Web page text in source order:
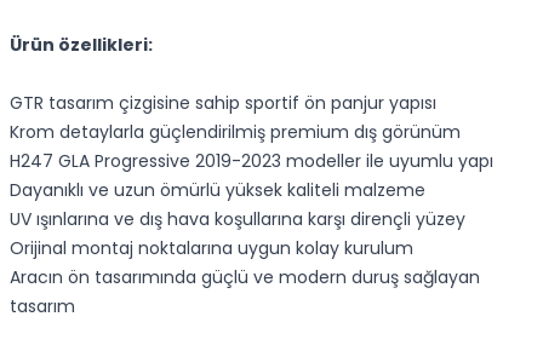
Ürün özellikleri:
GTR tasarım çizgisine sahip sportif ön panjur yapısı
Krom detaylarla güçlendirilmiş premium dış görünüm
H247 GLA Progressive 2019-2023 modeller ile uyumlu yapı
Dayanıklı ve uzun ömürlü yüksek kaliteli malzeme
UV ışınlarına ve dış hava koşullarına karşı dirençli yüzey
Orijinal montaj noktalarına uygun kolay kurulum
Aracın ön tasarımında güçlü ve modern duruş sağlayan
tasarım